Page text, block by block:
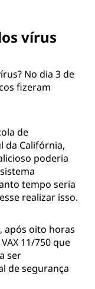
vírus
No dia 3 de
fizeram
de
da Califórnia,
poderia
tempo seria
realizar isso.
após oito horas
11/750 que
ser
de segurança